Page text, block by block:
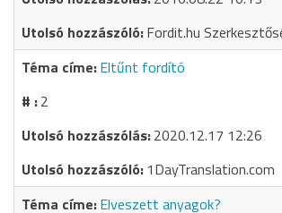
Fordit.hu
Eltűnt fordító
2
2020.12.17 12:26
1DayTranslation.com
Elveszett anyagok?